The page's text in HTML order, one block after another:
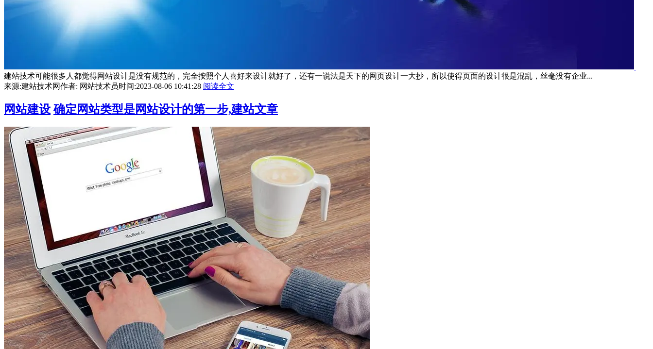
建站技术可能很多人都觉得网站设计是没有规范的，完全按照个人喜好来设计就好了，还有一说法是天下的网页设计一大抄，所以使得页面的设计很是混乱，丝毫没有企业...
来源:建站技术网作者: 网站技术员时间:2023-08-06 10:41:28 阅读全文
网站建设 确定网站类型是网站设计的第一步,建站文章